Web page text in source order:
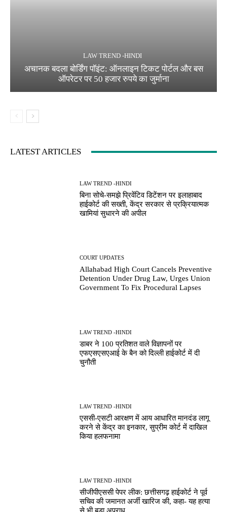
LAW TREND -HINDI
अचानक बदला बोर्डिंग पॉइंट: ऑनलाइन टिकट पोर्टल और बस
ऑपरेटर पर 50 हजार रुपये का जुर्माना
LATEST ARTICLES
LAW TREND -HINDI
बिना सोचे-समझे प्रिवेंटिव डिटेंशन पर इलाहाबाद
हाईकोर्ट की सख्ती, केंद्र सरकार से प्रक्रियात्मक
खामियां सुधारने की अपील
COURT UPDATES
Allahabad High Court Cancels Preventive
Detention Under Drug Law, Urges Union
Government To Fix Procedural Lapses
LAW TREND -HINDI
डाबर ने 100 प्रतिशत वाले विज्ञापनों पर
एफएसएसएआई के बैन को दिल्ली हाईकोर्ट में दी
चुनौती
LAW TREND -HINDI
एससी-एसटी आरक्षण में आय आधारित मानदंड लागू
करने से केंद्र का इनकार, सुप्रीम कोर्ट में दाखिल
किया हलफनामा
LAW TREND -HINDI
सीजीपीएससी पेपर लीक: छत्तीसगढ़ हाईकोर्ट ने पूर्व
सचिव की जमानत अर्जी खारिज की, कहा- यह हत्या